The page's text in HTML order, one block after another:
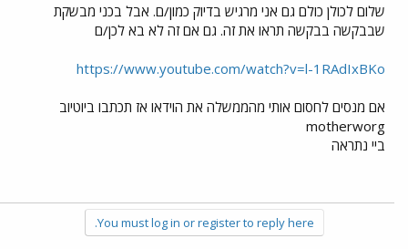
שלום לכולן כולם גם אני מרגיש בדיוק כמון/ם. אבל בכני מבשקת
שבבקשה בבקשה תראו את זה. גם אם זה לא בא לכן/ם
https://www.youtube.com/watch?v=l-1RAdIxBKo
אם מנסים לחסום אותי מהממשלה את הוידאו אז תכתבו ביוטיוב
motherworg
ביי נתראה
You must log in or register to reply here.